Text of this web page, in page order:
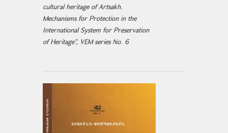
cultural heritage of Artsakh.
Mechanisms for Protection in the
International System for Preservation
of Heritage", VEM series No. 6